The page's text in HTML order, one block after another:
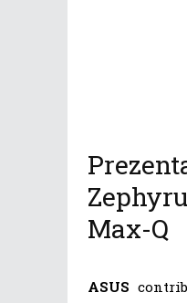
Max-Q
ASUS